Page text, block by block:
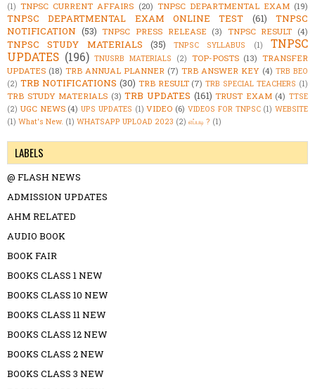
(1) TNPSC CURRENT AFFAIRS (20) TNPSC DEPARTMENTAL EXAM (19)
TNPSC DEPARTMENTAL EXAM ONLINE TEST (61)
TNPSC
NOTIFICATION (53) TNPSC PRESS RELEASE (3) TNPSC RESULT (4)
TNPSC STUDY MATERIALS (35) TNPSC SYLLABUS (1)
TNPSC
UPDATES (196) TNUSRB MATERIALS (2) TOP-POSTS (13) TRANSFER
UPDATES (18) TRB ANNUAL PLANNER (7) TRB ANSWER KEY (4) TRB BEO
(2) TRB NOTIFICATIONS (30) TRB RESULT (7) TRB SPECIAL TEACHERS (1)
TRB STUDY MATERIALS (3) TRB UPDATES (161) TRUST EXAM (4) TTSE
(2) UGC NEWS (4) UPS UPDATES (1) VIDEO (6) VIDEOS FOR TNPSC (1) WEBSITE
(1) What's New. (1) WHATSAPP UPLOAD 2023 (2) எப்படி ? (1)
LABELS
@ FLASH NEWS
ADMISSION UPDATES
AHM RELATED
AUDIO BOOK
BOOK FAIR
BOOKS CLASS 1 NEW
BOOKS CLASS 10 NEW
BOOKS CLASS 11 NEW
BOOKS CLASS 12 NEW
BOOKS CLASS 2 NEW
BOOKS CLASS 3 NEW